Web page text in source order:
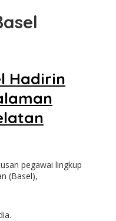
Hadirin
pegawai lingkup
(Basel),